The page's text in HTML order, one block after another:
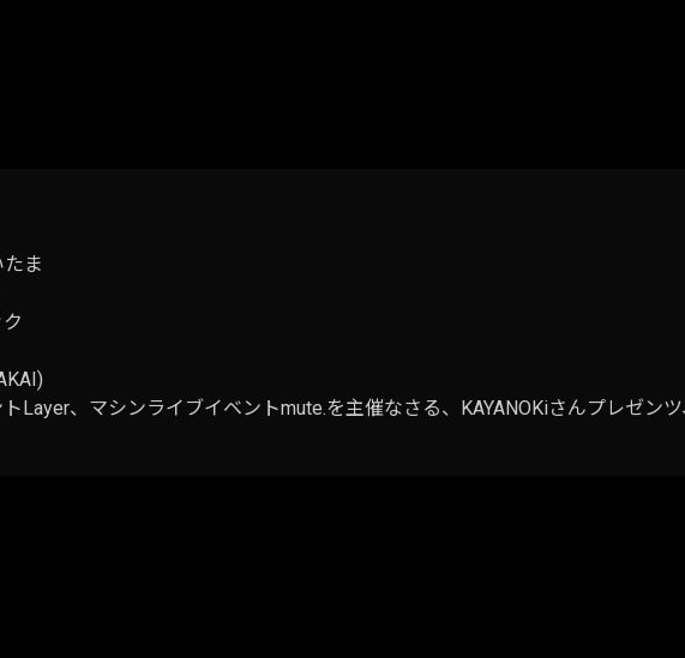
ま
Layer、マシンライブイベントmute.を主催なさる、KAYANOKiさんプレゼンツ